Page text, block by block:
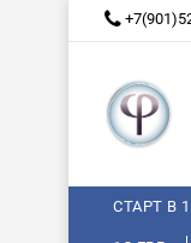
СТАРТ В